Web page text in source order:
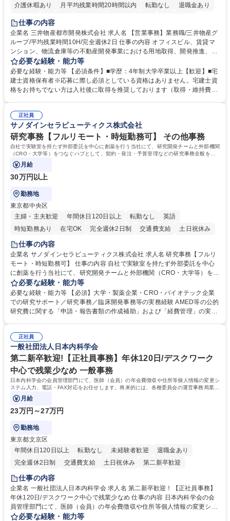
介護休暇あり 月平均残業時間20時間以内 転勤なし
退職金あり
在宅OK
賞与あり
駅近5分以内
土日祝休み 寮・社宅あり
仕事の内容
企業名 三井物産都市開発株式会社 求人名 【営業事務】業務職/三井物産グ
ループ/平均残業時間10H/完全週休2日 仕事の内容 オフィスビル、賃貸マ
ンション、物流倉庫等の不動産開発事業における用地取得、開発推進、賃
貸運営、売却、仲介・活用提案等を行う営業部門において事務業務を担当
いただきます。 【詳細】・契約書管理、契約書製本、捺印対応、ファイリ
ング、登記簿取得、調書取得・支払業務（各種費用支払、支払管理、請
求・支払データ登録、取引先マスター申請対応）・予算作成及び予実管
の他に担当頂く業務が発生する場合があります。 募集職種 【営業事務】
業務職/三井物産グループ/平均残業時間10H/完全週休2日
必要な経験・能力等
必要な経験・能力等 【必須条件】■学歴：4年制大学卒業以上【歓迎】■宅
建士資格保有者※応募に際し必須としている資格はありません。宅建士資
格をお持ちでない方は入社後に取得を推奨しております（取得・維持費用
ション力がある方。 ・チャレンジを厭わず、粘り強く業務に取り組める
方。多様な関係者と謙虚に信頼関係を構築でき、期限を意識したスケジュ
ール管理が出来る方。※将来的に他部署（営業部門、コーポレート部門）
へのジョブローテーションの可能性があります。 学歴・資格 学歴：大学
院 大学 語学力： 資格：宅地建物取引士
正社員
サノダインセラピューティクス株式会社
研究事務【フルリモート・時短勤務可】 その他事務
自社で実験室を持たず外部委託を中心に創薬を行う当社にて、研究開発チームと外部機関
（CRO・大学等）をつなぐハブとして、契約・発注・予算管理などの研究事務全般をお
任せします。
月給
30万円以上
勤務地
東京都中央区
主婦・主夫歓迎
年間休日120日以上 転勤なし
英語
時短勤務あり
在宅OK 完全週休2日制 交通費支給 土日祝休み
仕事の内容
企業名 サノダインセラピューティクス株式会社 求人名 研究事務【フルリ
モート・時短勤務可】 仕事の内容 自社で実験室を持たず外部委託を中心
に創薬を行う当社にて、研究開発チームと外部機関（CRO・大学等）をつ
なぐハブとして、契約・発注・予算管理などの研究事務全般をお任せしま
す。 ■見積取得、発注、検収、請求処理等の事務手続き ■委託先との定例
会議の調整・アジェンダ準備・議事録作成 ■研究報告書、試験関連資料、
SOP等の整備・版管理・保管 ■研究開発の進捗・タイムライン・予算執行
集職種 研究事務【フルリモート・時短勤務可】
必要な経験・能力等
必要な経験・能力等 【必須】大学・製薬企業・CRO・バイオテック企業
での研究サポート／研究事務／臨床開発事務等の実務経験 AMED等の公的
研究費に関する「申請・報告書類の作成補助」および「経費管理」の実務
き方について】フルリモートやハイブリッド勤務、時短勤務など個々のラ
イフスタイルに応じた柔軟な働き方が可能です。育児や介護との両立も応
援します。 学歴・資格 学歴：大学院 大学 語学力： 資格：
正社員
一般社団法人日本内科学会
第二新卒歓迎!【正社員事務】年休120日/デスクワーク
中心で残業少なめ 一般事務
日本内科学会の会員管理部門にて、医師（会員）の年会費徴収や住所等個人情報の変更シ
ステム入力、電話・FAX対応をお任せします。将来的には、各種委員会の運営事務局業務
などにも幅広く携わっていただきます。
月給
23万円～27万円
勤務地
東京都文京区
年間休日120日以上
転勤なし 未経験者歓迎
退職金あり
完全週休2日制
交通費支給 土日祝休み 第二新卒歓迎
仕事の内容
企業名 一般社団法人日本内科学会 求人名 第二新卒歓迎！【正社員事務】
年休120日/デスクワーク中心で残業少なめ 仕事の内容 日本内科学会の会
員管理部門にて、医師（会員）の年会費徴収や住所等個人情報の変更シス
テム入力、電話・FAX対応をお任せします。将来的には、各種委員会の運
必要な経験・能力等